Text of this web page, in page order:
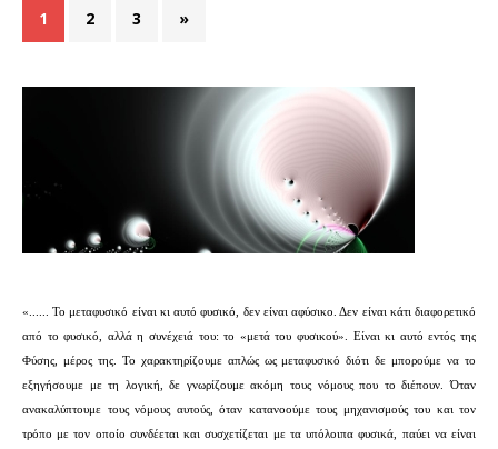
1 2 3 »
«...... Το μεταφυσικό είναι κι αυτό φυσικό, δεν είναι αφύσικο. Δεν είναι κάτι διαφορετικό
από το φυσικό, αλλά η συνέχειά του: το «μετά του φυσικού». Είναι κι αυτό εντός της
Φύσης, μέρος της. Το χαρακτηρίζουμε απλώς ως μεταφυσικό διότι δε μπορούμε να το
εξηγήσουμε με τη λογική, δε γνωρίζουμε ακόμη τους νόμους που το διέπουν. Όταν
ανακαλύπτουμε τους νόμους αυτούς, όταν κατανοούμε τους μηχανισμούς του και τον
τρόπο με τον οποίο συνδέεται και συσχετίζεται με τα υπόλοιπα φυσικά, παύει να είναι